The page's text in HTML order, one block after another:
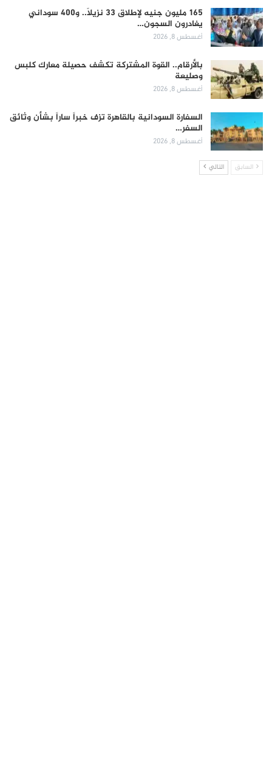
165 مليون جنيه لإطلاق 33 نزيلاً.. و400 سوداني
يغادرون السجون…
أغسطس 8, 2026
بالأرقام.. القوة المشتركة تكشف حصيلة معارك كلبس
وصليعة
أغسطس 8, 2026
السفارة السودانية بالقاهرة تزف خبراً ساراً بشأن وثائق
السفر…
أغسطس 8, 2026
السابق التالي